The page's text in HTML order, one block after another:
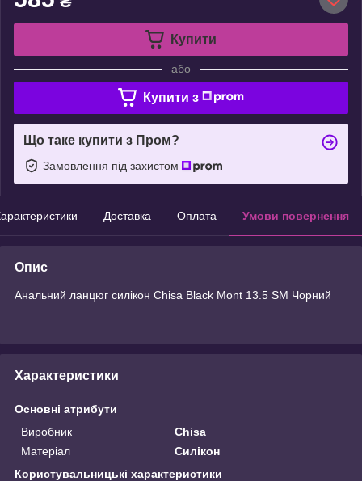
Купити
або
Купити з
Що таке купити з Пром?
Замовлення під захистом
Доставка Оплата Умови повернення
Опис
Анальний ланцюг силікон Chisa Black Mont 13.5 SM Чорний
Характеристики
Основні атрибути
Виробник
Chisa
Матеріал
Силікон
Користувальницькі характеристики